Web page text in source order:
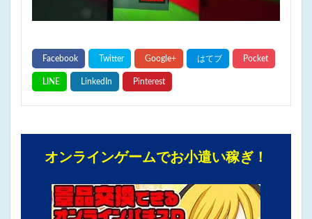
オンラインゲームでお小遣い稼ぎ！